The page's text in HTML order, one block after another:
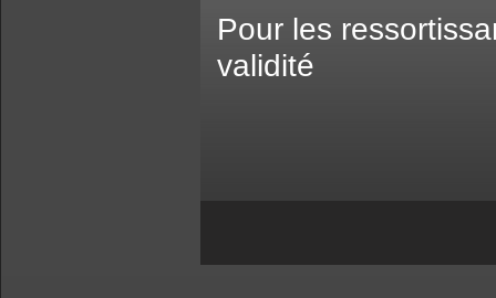
Pour les
validité